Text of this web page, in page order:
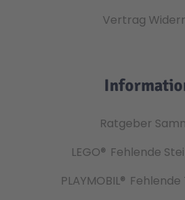
Vertrag
Ratgeber
LEGO® Fehlende
PLAYMOBIL® Fehlende